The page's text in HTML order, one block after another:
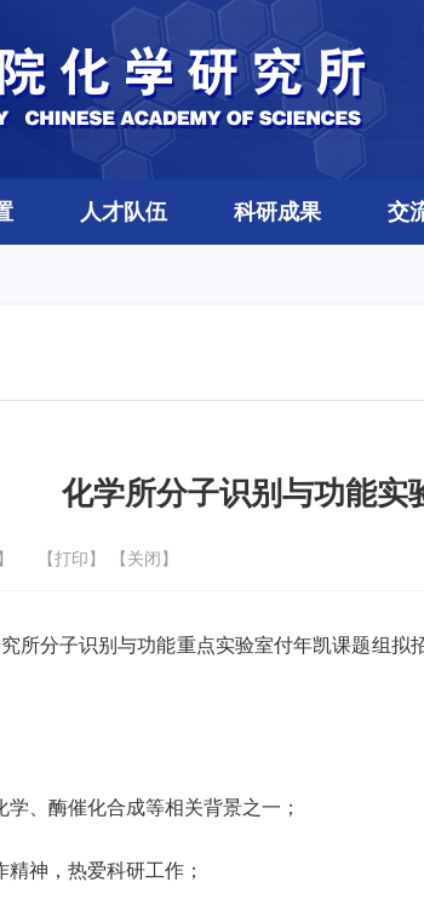
人才队伍 科研成果 交
化学所分子识别与功能实
】 【打印】 【关闭】
所分子识别与功能重点实验室付年凯课题组拟
、酶催化合成等相关背景之一；
精神，热爱科研工作；